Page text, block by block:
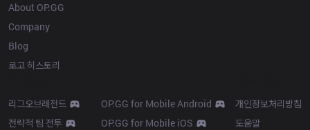
About OP.GG
Company
Blog
로고 히스토리
리그오브레전드
전략적 팀 전투
OP.GG for Mobile Android
OP.GG for Mobile iOS
개인정보처리방침
도움말